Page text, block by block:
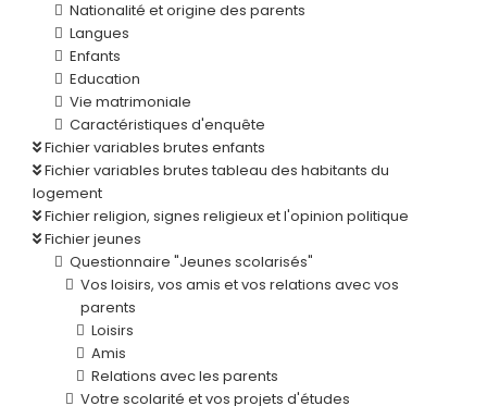
Nationalité et origine des parents
Langues
Enfants
Education
Vie matrimoniale
Caractéristiques d'enquête
Fichier variables brutes enfants
Fichier variables brutes tableau des habitants du
logement
Fichier religion, signes religieux et l'opinion politique
Fichier jeunes
Questionnaire "Jeunes scolarisés"
Vos loisirs, vos amis et vos relations avec vos
parents
Loisirs
Amis
Relations avec les parents
Votre scolarité et vos projets d'études